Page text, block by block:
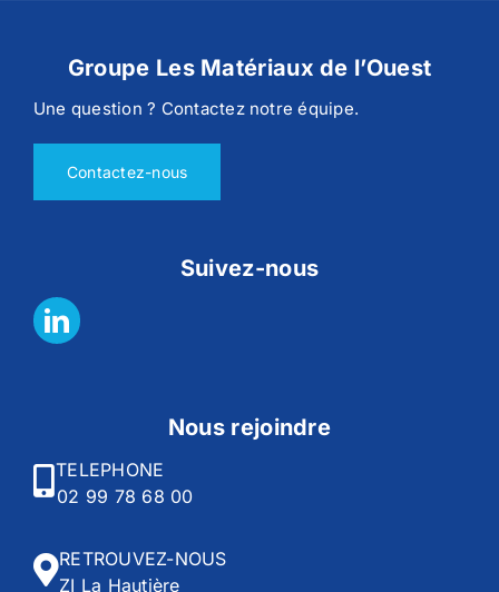
Groupe Les Matériaux de l’Ouest
Une question ? Contactez notre équipe.
Contactez-nous
Suivez-nous
Nous rejoindre
TELEPHONE
02 99 78 68 00
RETROUVEZ-NOUS
ZI La Hautière